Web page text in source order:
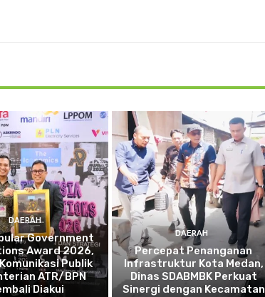
DAERAH
Government
Award 2026,
Publik
ATR/BPN
Diakui
DAERAH
Percepat Penanganan
Infrastruktur Kota Medan,
Dinas SDABMBK Perkuat
Sinergi dengan Kecamatan